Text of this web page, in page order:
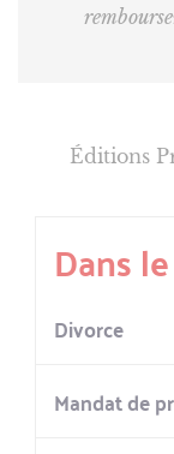
Éditions
Dans
Divorce
Mandat de